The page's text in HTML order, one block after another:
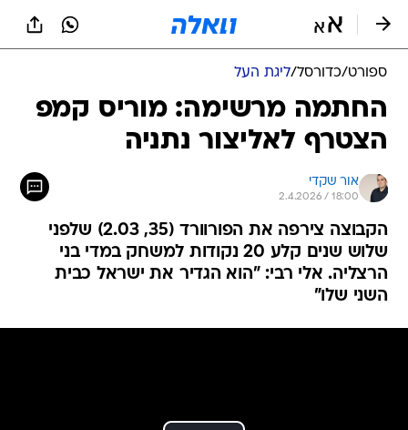
ספורט/כדורסל/ליגת העל
החתמה מרשימה: מוריס קמפ
הצטרף לאליצור נתניה
אור שקדי
2.4.2026 / 18:00
הקבוצה צירפה את הפורוורד (35, 2.03) שלפני
שלוש שנים קלע 20 נקודות למשחק במדי בני
הרצליה. אלי רבי: "הוא הגדיר את ישראל כבית
השני שלו"